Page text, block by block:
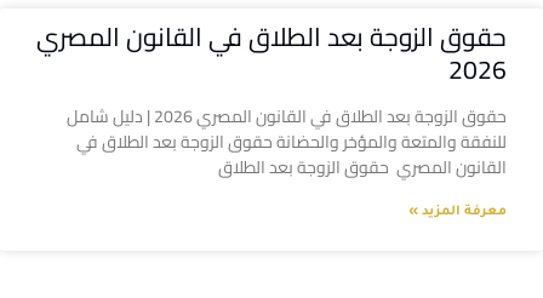
حقوق الزوجة بعد الطلاق في القانون المصري
2026
حقوق الزوجة بعد الطلاق في القانون المصري 2026 | دليل شامل
للنفقة والمتعة والمؤخر والحضانة حقوق الزوجة بعد الطلاق في
القانون المصري حقوق الزوجة بعد الطلاق
معرفة المزيد »